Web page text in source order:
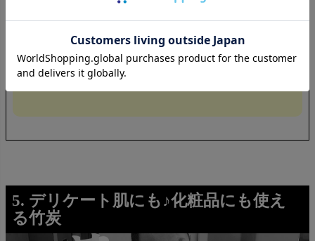
シャンプーの場合は合成シャンプーに比べて2倍～2.5
倍、めだかへの影響が少ないと考えられます。また、
竹炭シャンプーの排水の植物に対しての影響を調べる
ため、排水を希釈した液で発芽実験を行いました。無
事に小さな芽が出てきたのでびっくりです。
5. デリケート肌にも♪化粧品にも使え
る竹炭